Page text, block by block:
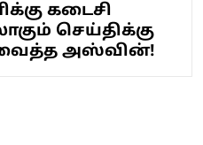
கடைசி
செய்திக்கு
அஸ்வின்!